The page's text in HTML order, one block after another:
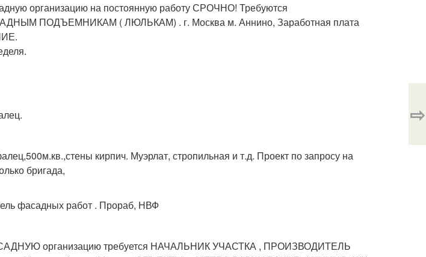
организацию на постоянную работу СРОЧНО! Требуются
ПОДЪЕМНИКАМ ( ЛЮЛЬКАМ) . г. Москва м. Аннино, Заработная плата
кирпич. Муэрлат, стропильная и т.д. Проект по запросу на
бригада,
фасадных работ . Прораб, НВФ
организацию требуется НАЧАЛЬНИК УЧАСТКА , ПРОИЗВОДИТЕЛЬ
⇨